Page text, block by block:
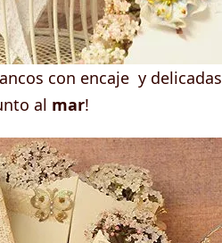
con encaje y delicadas
al mar!